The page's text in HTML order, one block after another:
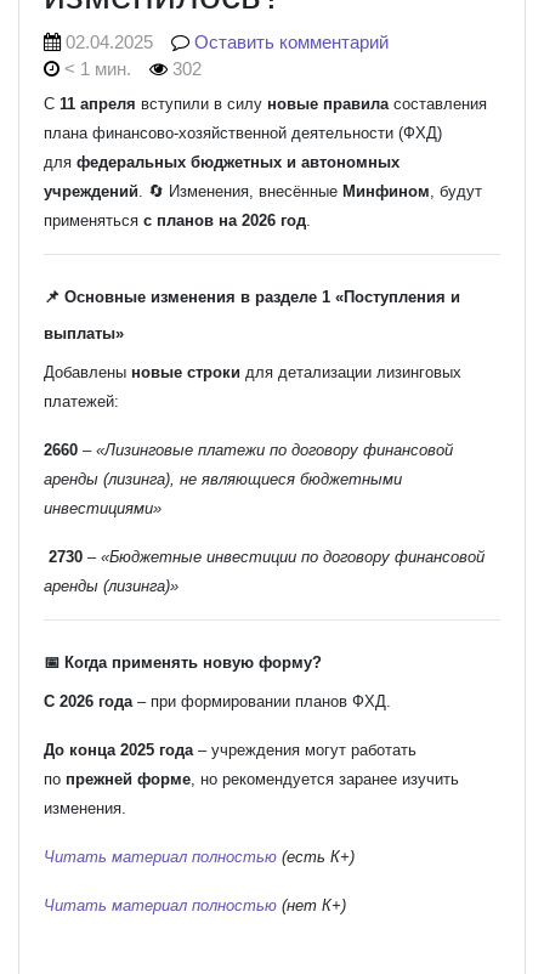
02.04.2025
Оставить комментарий
< 1 мин.
302
С 11 апреля вступили в силу новые правила составления
плана финансово-хозяйственной деятельности (ФХД)
для федеральных бюджетных и автономных
учреждений . 🔄 Изменения, внесённые Минфином , будут
применяться с планов на 2026 год
📌 Основные изменения в разделе 1 «Поступления и
выплаты»
Добавлены новые строки для детализации лизинговых
платежей:
2660 – «Лизинговые платежи по договору финансовой
аренды (лизинга), не являющиеся бюджетными
инвестициями»
2730 – «Бюджетные инвестиции по договору финансовой
аренды (лизинга)»
📅 Когда применять новую форму?
С 2026 года – при формировании планов ФХД.
До конца 2025 года – учреждения могут работать
по прежней форме , но рекомендуется заранее изучить
изменения.
Читать материал полностью (есть К+)
Читать материал полностью (нет К+)